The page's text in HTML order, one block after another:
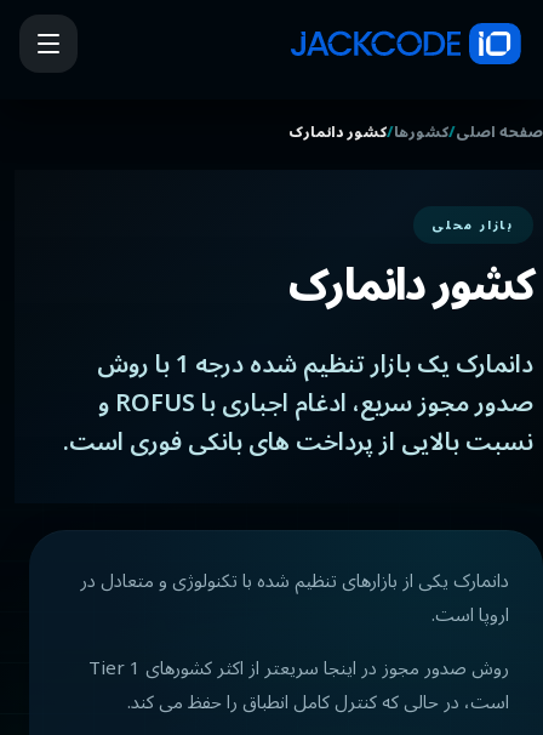
صفحه اصلی/کشورها/کشور دانمارک
بازار محلی
کشور دانمارک
دانمارک یک بازار تنظیم شده درجه 1 با روش
صدور مجوز سریع، ادغام اجباری با ROFUS و
نسبت بالایی از پرداخت های بانکی فوری است.
دانمارک یکی از بازارهای تنظیم شده با تکنولوژی و متعادل در
اروپا است.
روش صدور مجوز در اینجا سریعتر از اکثر کشورهای Tier 1
است، در حالی که کنترل کامل انطباق را حفظ می کند.